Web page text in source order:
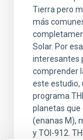
Tierra pero
más
Solar. Por
interesantes
comprender
este estudio,
programa
planetas que
(enanas M),
y TOI-912.